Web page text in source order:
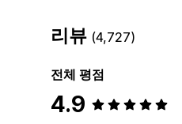
리뷰 (4,727)
전체 평점
4.9